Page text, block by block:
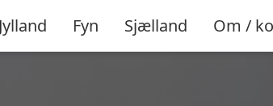
Jylland Fyn Sjælland Om /